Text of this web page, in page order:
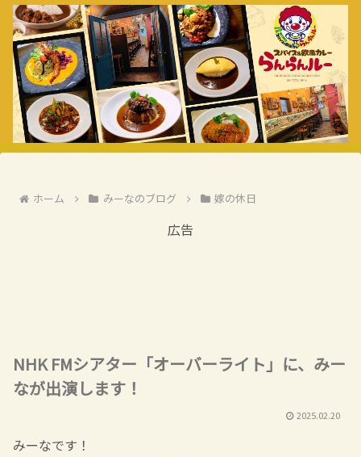
ホーム みーなのブログ 嫁の休日
広告
NHK FMシアター「オーバーライト」に、みー
なが出演します！
2025.02.20
みーなです！